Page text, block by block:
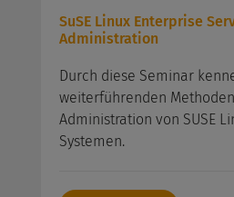
SuSE Linux Enterprise
Administration
Durch diese Seminar
weiterführenden
Administration von SUSE
Systemen.